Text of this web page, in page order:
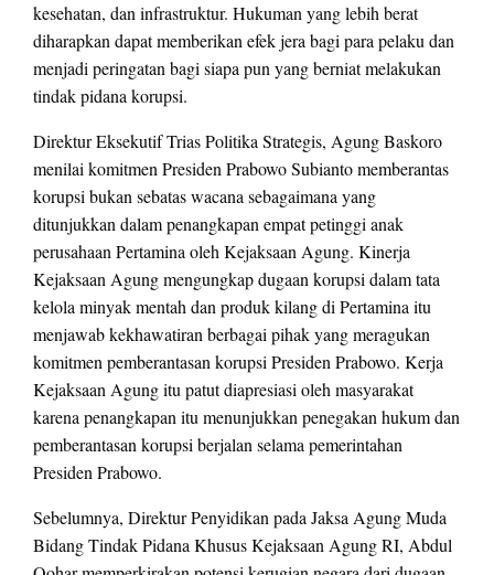
kesehatan, dan infrastruktur. Hukuman yang lebih berat
diharapkan dapat memberikan efek jera bagi para pelaku dan
menjadi peringatan bagi siapa pun yang berniat melakukan
tindak pidana korupsi.
Direktur Eksekutif Trias Politika Strategis, Agung Baskoro
menilai komitmen Presiden Prabowo Subianto memberantas
korupsi bukan sebatas wacana sebagaimana yang
ditunjukkan dalam penangkapan empat petinggi anak
perusahaan Pertamina oleh Kejaksaan Agung. Kinerja
Kejaksaan Agung mengungkap dugaan korupsi dalam tata
kelola minyak mentah dan produk kilang di Pertamina itu
menjawab kekhawatiran berbagai pihak yang meragukan
komitmen pemberantasan korupsi Presiden Prabowo. Kerja
Kejaksaan Agung itu patut diapresiasi oleh masyarakat
karena penangkapan itu menunjukkan penegakan hukum dan
pemberantasan korupsi berjalan selama pemerintahan
Presiden Prabowo.
Sebelumnya, Direktur Penyidikan pada Jaksa Agung Muda
Bidang Tindak Pidana Khusus Kejaksaan Agung RI, Abdul